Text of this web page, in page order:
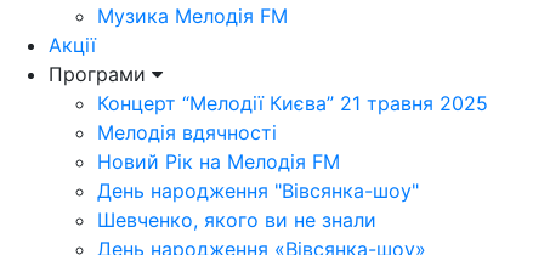
Музика Мелодія FM
Акції
Програми
Концерт “Мелодії Києва” 21 травня 2025
Мелодія вдячності
Новий Рік на Мелодія FM
День народження "Вівсянка-шоу"
Шевченко, якого ви не знали
День народження «Вівсянка-шоу»